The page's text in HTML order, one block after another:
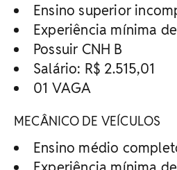
Ensino superior
Experiência mínima
Possuir CNH B
Salário: R$ 2.515,01
01 VAGA
MECÂNICO DE VEÍCULOS
Ensino médio